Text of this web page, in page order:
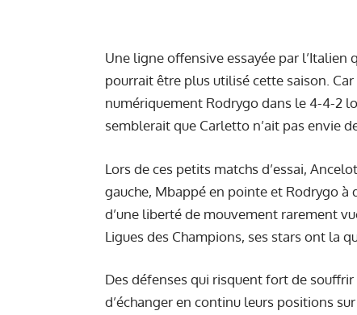
Une ligne offensive essayée par
pourrait être plus utilisé cette saison.
numériquement Rodrygo dans le 4-4-2
semblerait que Carletto n’ait pas envie
Lors de ces petits matchs d’essai,
gauche, Mbappé en pointe et Rodrygo
d’une liberté de mouvement rarement
Ligues des Champions, ses stars ont la
Des défenses qui risquent fort de
d’échanger en continu leurs positions